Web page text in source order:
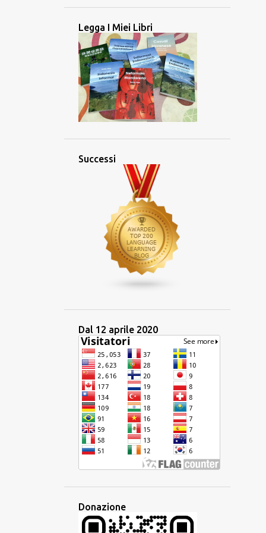
maggio 2025
4
aprile 2025
marzo 2025
febbraio 2025
gennaio 2025
2024
novembre 2024
ottobre 2024
settembre 2024
agosto 2024
luglio 2024
giugno 2024
maggio 2024
gennaio 2024
3
2023
dicembre 2023
ottobre 2023
settembre 2023
luglio 2023
2
maggio 2023
1
aprile 2023
marzo 2023
Legga I Miei Libri
Successi
Dal 12 aprile 2020
Donazione